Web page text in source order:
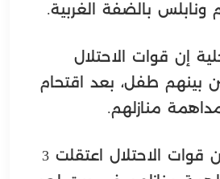
ونابلس بالضفة الغربية.
إن قوات الاحتلال
مواطنين بينهم طفل، بعد اقتحام
منازلهم.
وذكرت المصادر أن قوات الاحتلال اعتقلت 3